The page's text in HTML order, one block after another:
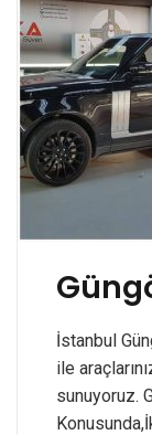
İstanbul
ile
sunuyoruz.